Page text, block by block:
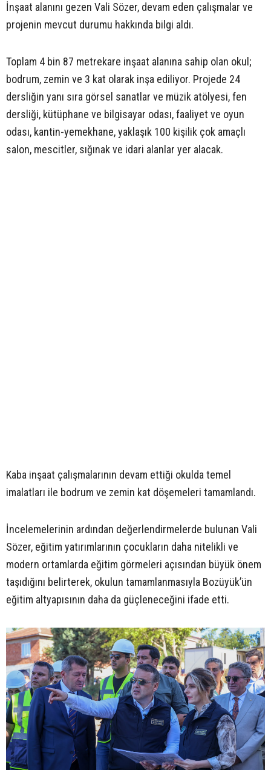
İnşaat alanını gezen Vali Sözer, devam eden çalışmalar ve
projenin mevcut durumu hakkında bilgi aldı.
Toplam 4 bin 87 metrekare inşaat alanına sahip olan okul;
bodrum, zemin ve 3 kat olarak inşa ediliyor. Projede 24
dersliğin yanı sıra görsel sanatlar ve müzik atölyesi, fen
dersliği, kütüphane ve bilgisayar odası, faaliyet ve oyun
odası, kantin-yemekhane, yaklaşık 100 kişilik çok amaçlı
salon, mescitler, sığınak ve idari alanlar yer alacak.
Kaba inşaat çalışmalarının devam ettiği okulda temel
imalatları ile bodrum ve zemin kat döşemeleri tamamlandı.
İncelemelerinin ardından değerlendirmelerde bulunan Vali
Sözer, eğitim yatırımlarının çocukların daha nitelikli ve
modern ortamlarda eğitim görmeleri açısından büyük önem
taşıdığını belirterek, okulun tamamlanmasıyla Bozüyük’ün
eğitim altyapısının daha da güçleneceğini ifade etti.